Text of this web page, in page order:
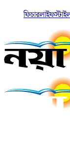
ফিচার